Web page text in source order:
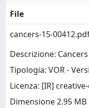
File
cancers-15-
Descrizione: Cancers
Tipologia: VOR -
Licenza: [IR]
Dimensione 2.95 MB